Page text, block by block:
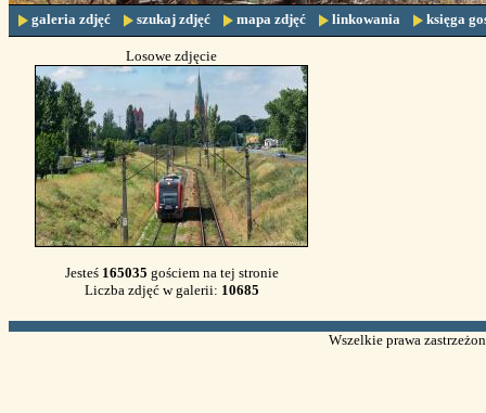
galeria zdjęć szukaj zdjęć mapa zdjęć linkowania księga
Losowe zdjęcie
Jesteś 165035 gościem na tej stronie
Liczba zdjęć w galerii: 10685
Wszelkie prawa